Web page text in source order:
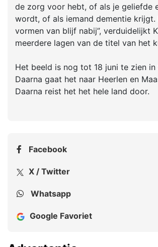
de zorg voor hebt, of als je geliefde
wordt, of als iemand dementie krijgt.
vormen van blijf nabij”, verduidelijkt
meerdere lagen van de titel van het
Het beeld is nog tot 18 juni te zien in
Daarna gaat het naar Heerlen en
Daarna reist het het hele land door.
Facebook
X / Twitter
Whatsapp
Google Favoriet